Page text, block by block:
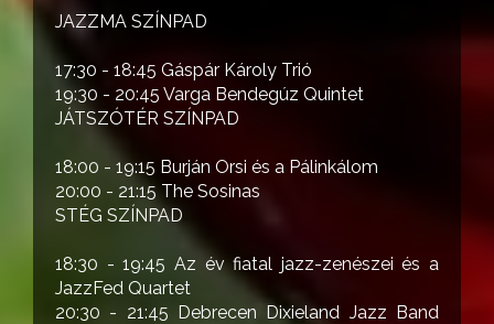
JAZZMA SZÍNPAD
17:30 - 18:45 Gáspár Károly Trió
19:30 - 20:45 Varga Bendegúz Quintet
JÁTSZÓTÉR SZÍNPAD
18:00 - 19:15 Burján Orsi és a Pálinkálom
20:00 - 21:15 The Sosinas
STÉG SZÍNPAD
18:30 - 19:45 Az év fiatal jazz-zenészei és a
JazzFed Quartet
20:30 - 21:45 Debrecen Dixieland Jazz Band